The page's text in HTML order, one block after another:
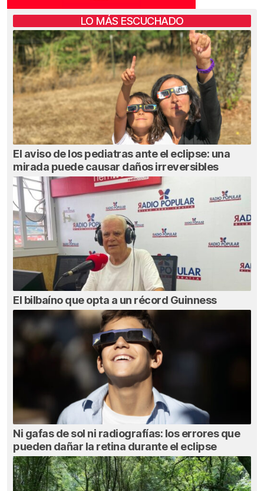
LO MÁS ESCUCHADO
El aviso de los pediatras ante el eclipse: una
mirada puede causar daños irreversibles
El bilbaíno que opta a un récord Guinness
Ni gafas de sol ni radiografías: los errores que
pueden dañar la retina durante el eclipse